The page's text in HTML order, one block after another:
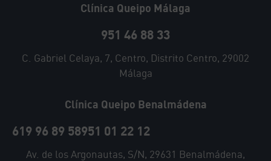
Clínica Queipo Málaga
951 46 88 33
C. Gabriel Celaya, 7, Centro, Distrito Centro, 29002
Málaga
Clínica Queipo Benalmádena
619 96 89 58951 01 22 12
Av. de los Argonautas, S/N, 29631 Benalmádena,